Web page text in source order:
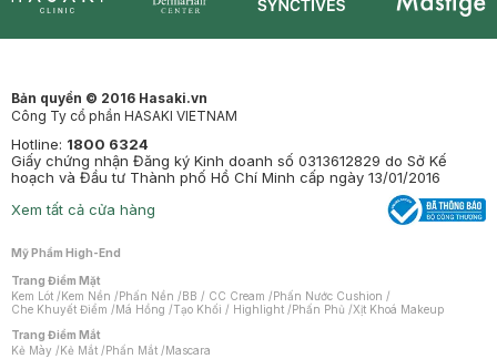
Bản quyền © 2016 Hasaki.vn
Công Ty cổ phần HASAKI VIETNAM
Hotline: 1800 6324
Giấy chứng nhận Đăng ký Kinh doanh số 0313612829 do Sở Kế
hoạch và Đầu tư Thành phố Hồ Chí Minh cấp ngày 13/01/2016
Xem tất cả cửa hàng
Mỹ Phẩm High-End
Trang Điểm Mặt
Kem Lót /Kem Nền /Phấn Nền /BB / CC Cream /Phấn Nước Cushion /
Che Khuyết Điểm /Má Hồng /Tạo Khối / Highlight /Phấn Phủ /Xịt Khoá Makeup
Trang Điểm Mắt
Kẻ Mày /Kẻ Mắt /Phấn Mắt /Mascara